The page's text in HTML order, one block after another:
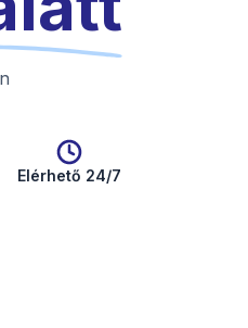
Elérhető 24/7